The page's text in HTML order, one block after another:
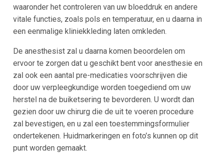
waaronder het controleren van uw bloeddruk en andere
vitale functies, zoals pols en temperatuur, en u daarna in
een eenmalige kliniekkleding laten omkleden.
De anesthesist zal u daarna komen beoordelen om
ervoor te zorgen dat u geschikt bent voor anesthesie en
zal ook een aantal pre-medicaties voorschrijven die
door uw verpleegkundige worden toegediend om uw
herstel na de buiketsering te bevorderen. U wordt dan
gezien door uw chirurg die de uit te voeren procedure
zal bevestigen, en u zal een toestemmingsformulier
ondertekenen. Huidmarkeringen en foto’s kunnen op dit
punt worden gemaakt.